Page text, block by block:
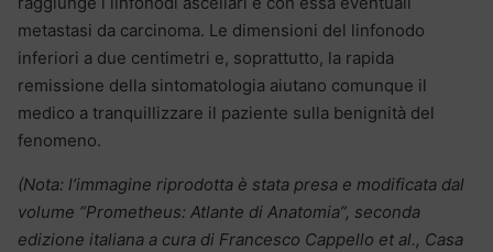
metastasi da carcinoma. Le dimensioni del linfonodo
inferiori a due centimetri e, soprattutto, la rapida
remissione della sintomatologia aiutano comunque il
medico a tranquillizzare il paziente sulla benignità del
fenomeno.
(Nota: l’immagine riprodotta è stata presa e modificata dal
volume “Prometheus: Atlante di Anatomia”, seconda
edizione italiana a cura di Francesco Cappello et al., Casa